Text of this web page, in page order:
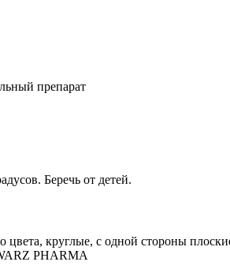
препарат
Беречь от детей.
цвета, круглые, с одной стороны
PHARMA